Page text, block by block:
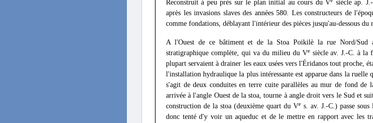
Reconstruit à peu près sur le plan initial au cours du V
siècle ap.
après les invasions slaves des années 580. Les constructeurs de
comme fondations, déblayant l'intérieur des pièces jusqu'au-dessous
A l'Ouest de ce bâtiment et de la Stoa Poikilè la rue Nord/Sud
stratigraphique complète, qui va du milieu du Vesiècle av. J.-C. à la
plupart servaient à drainer les eaux usées vers l'Éridanos tout proche,
l'installation hydraulique la plus intéressante est apparue dans la ruelle
s'agit de deux conduites en terre cuite parallèles au mur de fond
arrivée à l'angle Ouest de la stoa, tourne à angle droit vers le Sud et
construction de la stoa (deuxième quart du Ve s. av. J.-C.) passe
donc tenté d'y voir un aqueduc et de le mettre en rapport avec les